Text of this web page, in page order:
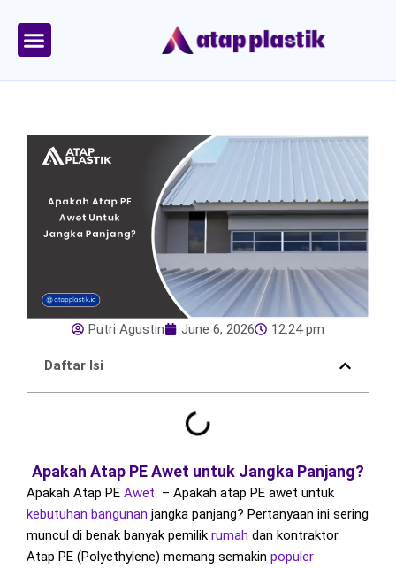
content
Putri Agustin June 6, 2026 12:24 pm
Daftar Isi
Apakah Atap PE Awet untuk Jangka Panjang?
Apakah Atap PE Awet – Apakah atap PE awet untuk
kebutuhan bangunan jangka panjang? Pertanyaan ini sering
muncul di benak banyak pemilik rumah dan kontraktor.
Atap PE (Polyethylene) memang semakin populer